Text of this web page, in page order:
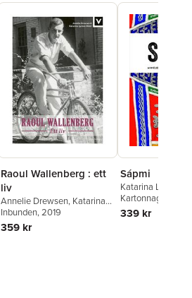
Raoul Wallenberg : ett
liv
Annelie Drewsen, Katarina
Lycken Rüter
Inbunden, 2019
359 kr
Sápmi
Katarina Lycken
Annelie Drewsen
Kartonnage
339 kr